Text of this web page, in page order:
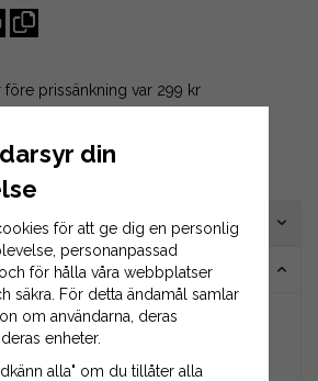
Print
före prissänkning var 299 kr
(Tune-up kit) till din motor från
innehåller tändstift,
din
för att ge dig en personlig
personanpassad
för hålla våra webbplatser
säkra. För detta ändamål samlar
om användarna, deras
enheter.
alla" om du tillåter alla